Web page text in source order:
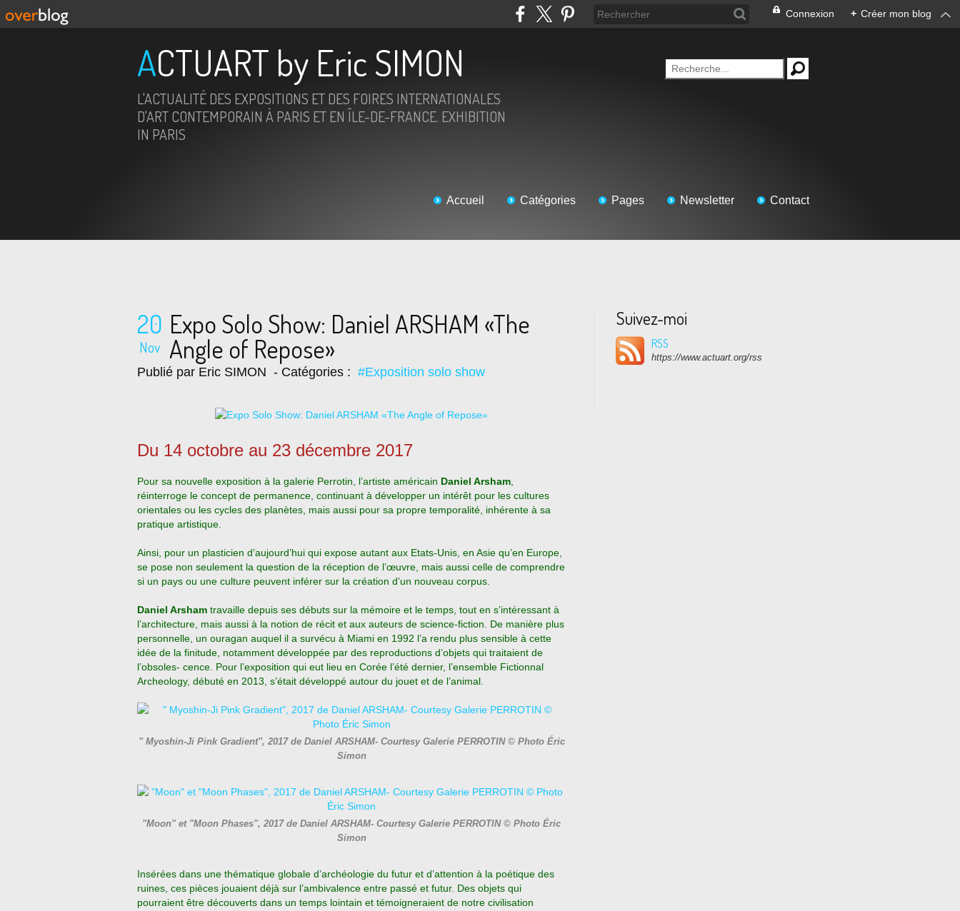
Connexion + Créer mon blog
ACTUART by Eric SIMON
L'ACTUALITÉ DES EXPOSITIONS ET DES FOIRES INTERNATIONALES
D'ART CONTEMPORAIN À PARIS ET EN ÎLE-DE-FRANCE. EXHIBITION
IN PARIS
Accueil Catégories Pages Newsletter Contact
20
Nov
Expo Solo Show: Daniel ARSHAM «The
Angle of Repose»
Publié par Eric SIMON - Catégories : #Exposition solo show
Du 14 octobre au 23 décembre 2017
Pour sa nouvelle exposition à la galerie Perrotin, l’artiste américain Daniel Arsham
réinterroge le concept de permanence, continuant à développer un intérêt pour les cultures
orientales ou les cycles des planètes, mais aussi pour sa propre temporalité, inhérente à sa
pratique artistique.
Ainsi, pour un plasticien d’aujourd’hui qui expose autant aux Etats-Unis, en Asie qu’en Europe,
se pose non seulement la question de la réception de l’œuvre, mais aussi celle de comprendre
si un pays ou une culture peuvent inférer sur la création d’un nouveau corpus.
Daniel Arsham travaille depuis ses débuts sur la mémoire et le temps, tout en s’intéressant à
l’architecture, mais aussi à la notion de récit et aux auteurs de science-fiction. De manière plus
personnelle, un ouragan auquel il a survécu à Miami en 1992 l’a rendu plus sensible à cette
idée de la finitude, notamment développée par des reproductions d’objets qui traitaient de
l’obsoles- cence. Pour l’exposition qui eut lieu en Corée l’été dernier, l’ensemble Fictionnal
Archeology, débuté en 2013, s’était développé autour du jouet et de l’animal.
" Myoshin-Ji Pink Gradient", 2017 de Daniel ARSHAM- Courtesy Galerie PERROTIN © Photo Éric
Simon
"Moon" et "Moon Phases", 2017 de Daniel ARSHAM- Courtesy Galerie PERROTIN © Photo Éric
Simon
Insérées dans une thématique globale d’archéologie du futur et d’attention à la poétique des
ruines, ces pièces jouaient déjà sur l’ambivalence entre passé et futur. Des objets qui
pourraient être découverts dans un temps lointain et témoigneraient de notre civilisation
Suivez-moi
RSS
https://www.actuart.org/rss